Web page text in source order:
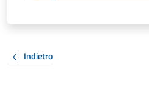
Indietro